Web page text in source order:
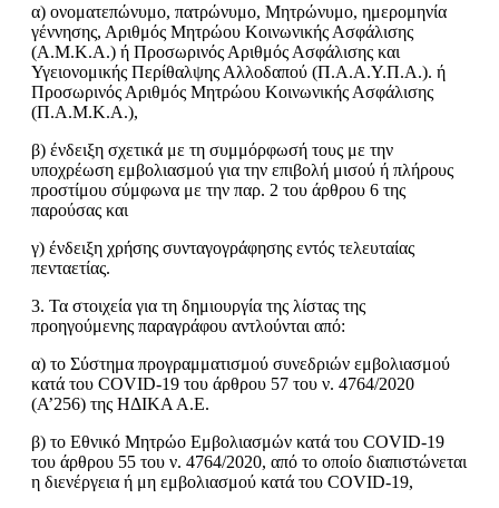
α) ονοματεπώνυμο, πατρώνυμο, Μητρώνυμο, ημερομηνία
γέννησης, Αριθμός Μητρώου Κοινωνικής Ασφάλισης
(Α.Μ.Κ.Α.) ή Προσωρινός Αριθμός Ασφάλισης και
Υγειονομικής Περίθαλψης Αλλοδαπού (Π.Α.Α.Υ.Π.Α.). ή
Προσωρινός Αριθμός Μητρώου Κοινωνικής Ασφάλισης
(Π.Α.Μ.Κ.Α.),
β) ένδειξη σχετικά με τη συμμόρφωσή τους με την
υποχρέωση εμβολιασμού για την επιβολή μισού ή πλήρους
προστίμου σύμφωνα με την παρ. 2 του άρθρου 6 της
παρούσας και
γ) ένδειξη χρήσης συνταγογράφησης εντός τελευταίας
πενταετίας.
3. Τα στοιχεία για τη δημιουργία της λίστας της
προηγούμενης παραγράφου αντλούνται από:
α) το Σύστημα προγραμματισμού συνεδριών εμβολιασμού
κατά του COVID-19 του άρθρου 57 του ν. 4764/2020
(Α’256) της ΗΔΙΚΑ Α.Ε.
β) το Εθνικό Μητρώο Εμβολιασμών κατά του COVID-19
του άρθρου 55 του ν. 4764/2020, από το οποίο διαπιστώνεται
η διενέργεια ή μη εμβολιασμού κατά του COVID-19,